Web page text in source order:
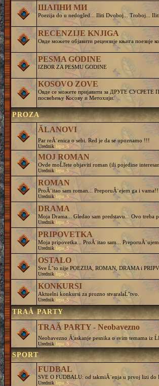
ШАПНИ МИ
Poezija do u nedogled... Iliti Dvoboj... Troboj...
RECENZIJE KNJIGA
Овде можете објавити рецензије књига поезије
PESMA GODINE
IZBOR ZA PESMU GODINE
KOSOVO ZOVE
Овде се можете пријавити за ДРУГЕ СУСРЕТЕ
посвећењу Косову и Метохији.
PROZA
ĂLANOVI
Par reĂ¨enica o sebi. Red je da se upoznamo !!!
Urednik lepa_S
MOJ ROMAN
Ovde moĹľete objaviti roman (ili pojedine
Urednik lepa_S
ROMAN
ProĂ¨itao sam roman... PreporuĂ¨ejem ga i
Urednik lepa_S
DRAMA
Moja Drama... Gledao sam predstavu... Ovo treba
Urednik lepa_S
PRIPOVETKA
Moja pripovetka... ProĂ¨itao sam...
Urednik lepa_S
OSTALO
Sve Ĺˇto nije POEZIJA, ROMAN, DRAMA i
Urednik lepa_S
KONKURSI
Aktuelni konkursi za prozno stvaralaĹˇtvo.
Urednik lepa_S
TRAĂ PARTY
TRAĂ PARTY - Neobavezno
Neobavezno Ă¦askanje pesnika o svim temama iz
Urednik lepa_S
SPORT
FUDBAL
SVE O FUDBALU: od takmiĂ¨enja u prvoj lizi do
Urednik lepa_S